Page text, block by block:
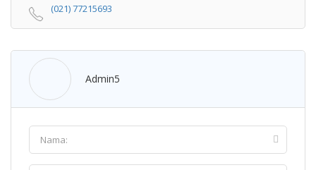
(021) 77215693
Admin5